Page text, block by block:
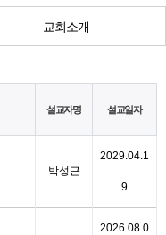
교회소개
설교자명 설교일자
박성근
2029.04.1
9
2026.08.0